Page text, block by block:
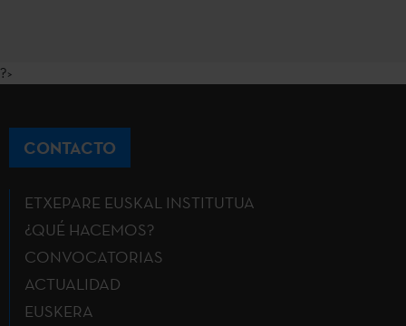
?>
CONTACTO
ETXEPARE EUSKAL INSTITUTUA
¿QUÉ HACEMOS?
CONVOCATORIAS
ACTUALIDAD
EUSKERA